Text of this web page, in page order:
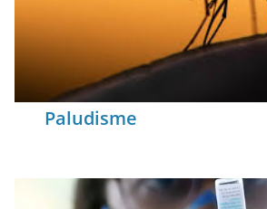
Paludisme